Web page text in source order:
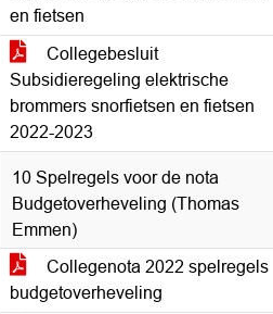
en fietsen
Collegebesluit
Subsidieregeling elektrische
brommers snorfietsen en fietsen
2022-2023
10 Spelregels voor de nota
Budgetoverheveling (Thomas
Emmen)
Collegenota 2022 spelregels
budgetoverheveling